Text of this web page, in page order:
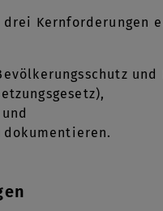
Kernforderungen